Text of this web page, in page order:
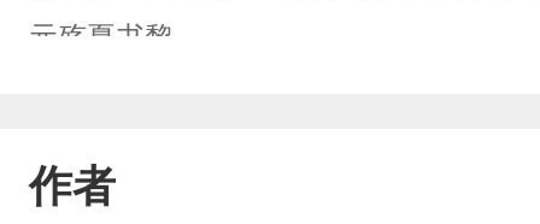
元殇夏书黎
作者